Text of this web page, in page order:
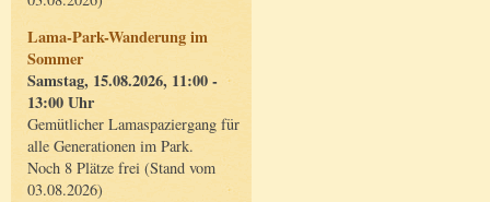
Lama-Park-Wanderung im
Sommer
Samstag, 15.08.2026, 11:00 -
13:00 Uhr
Gemütlicher Lamaspaziergang für
alle Generationen im Park.
Noch 8 Plätze frei (Stand vom
03.08.2026)